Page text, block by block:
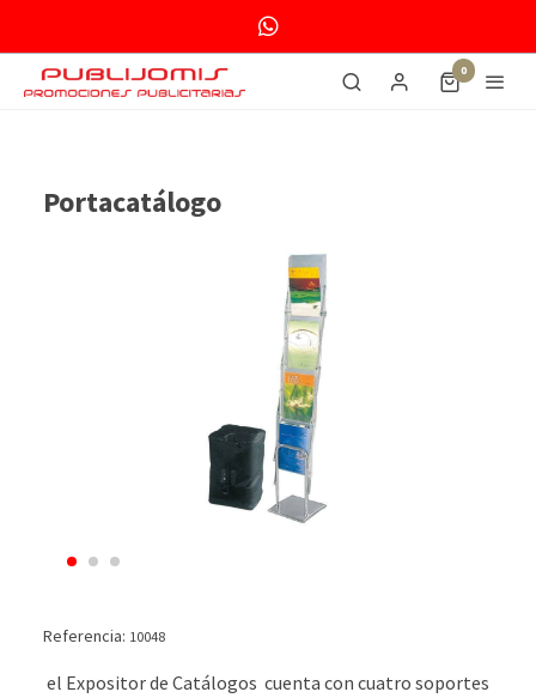
0
Portacatálogo
Referencia: 10048
el Expositor de Catálogos cuenta con cuatro soportes